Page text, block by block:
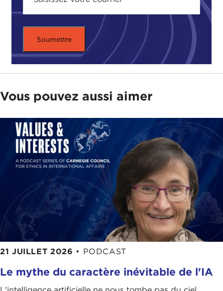
Vous pouvez aussi aimer
21 JUILLET 2026 • PODCAST
Le mythe du caractère inévitable de l'IA